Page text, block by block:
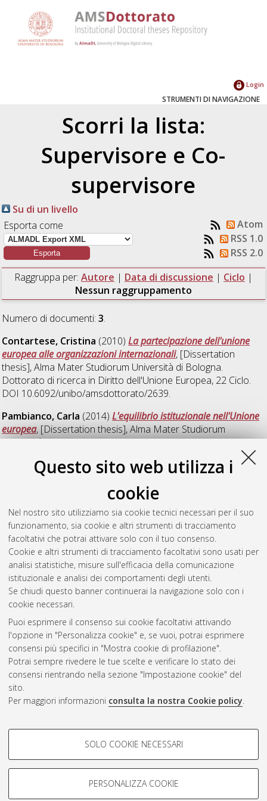
Questo sito web utilizza i
cookie
Nel nostro sito utilizziamo sia cookie tecnici necessari per il suo
funzionamento, sia cookie e altri strumenti di tracciamento
facoltativi che potrai attivare solo con il tuo consenso.
Cookie e altri strumenti di tracciamento facoltativi sono usati per
analisi statistiche, misure sull'efficacia della comunicazione
istituzionale e analisi dei comportamenti degli utenti.
Se chiudi questo banner continuerai la navigazione solo con i
cookie necessari.
Puoi esprimere il consenso sui cookie facoltativi attivando
l'opzione in "Personalizza cookie" e, se vuoi, potrai esprimere
consensi più specifici in "Mostra cookie di profilazione".
Potrai sempre rivedere le tue scelte e verificare lo stato dei
consensi rientrando nella sezione "Impostazione cookie" del
sito.
Per maggiori informazioni consulta la nostra Cookie policy.
COOKIE DI PROFILAZIONE -
Si tratta di cookie utilizzati per analizzare le caratteristiche della
navigazione degli utenti, creare profili in base al loro comportamento
SOLO COOKIE NECESSARI
PERSONALIZZA COOKIE
Login
STRUMENTI DI NAVIGAZIONE
Scorri la lista:
Supervisore e Co-
supervisore
Su di un livello
Esporta come
Atom
RSS 1.0
RSS 2.0
Raggruppa per: Autore | Data di discussione | Ciclo |
Nessun raggruppamento
Numero di documenti:3.
Contartese, Cristina (2010)La partecipazione dell'unione
europea alle organizzazioni internazionali, [Dissertation
thesis], Alma Mater Studiorum Università di Bologna.
Dottorato di ricerca in Diritto dell'Unione Europea, 22 Ciclo.
DOI 10.6092/unibo/amsdottorato/2639.
Pambianco, Carla (2014)L'equilibrio istituzionale nell'Unione
europea, [Dissertation thesis], Alma Mater Studiorum
Università di Bologna. Dottorato di ricerca inDiritto europeo,
Tramarin, Sara(2017)La tutela giudiziale e stragiudiziale del
consumatore nel Diritto dell'Unione Europea
thesis], Alma Mater Studiorum Università di Bologna.
Dottorato di ricerca inDiritto europeo, 29 Ciclo. DOI
10.6092/unibo/amsdottorato/7975.
Questa lista e' stata generata il Thu Aug 6 20:44:34 2026
Atom
Rss 1.0
Rss 2.0
ISSN: 2038-7946
Impostazioni Cookie
Informativa sulla privacy
Condizioni d’uso del sito